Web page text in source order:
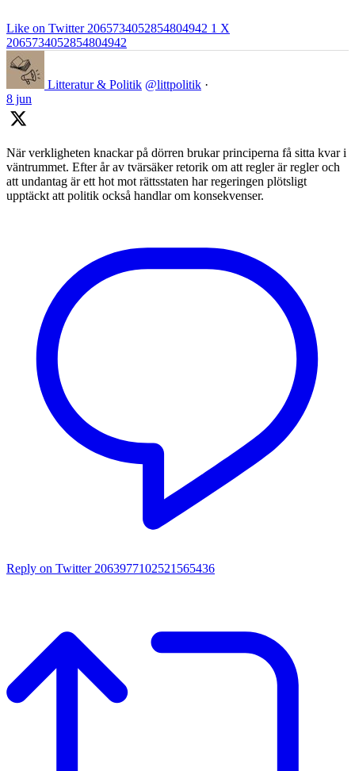
Like on Twitter 2065734052854804942 1 X
2065734052854804942
Litteratur & Politik @littpolitik ·
8 jun
När verkligheten knackar på dörren brukar principerna få sitta kvar i
väntrummet. Efter år av tvärsäker retorik om att regler är regler och
att undantag är ett hot mot rättsstaten har regeringen plötsligt
upptäckt att politik också handlar om konsekvenser.
Reply on Twitter 2063977102521565436